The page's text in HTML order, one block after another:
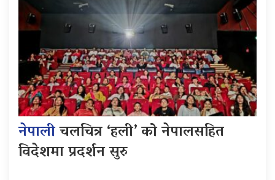
नेपालीचलचित्र ‘हली’ को नेपालसहित
विदेशमा प्रदर्शन सुरु